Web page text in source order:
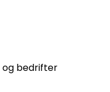
og bedrifter